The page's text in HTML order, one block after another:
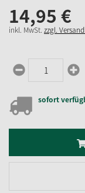
14,95 €
inkl. MwSt. zzgl.
sofort